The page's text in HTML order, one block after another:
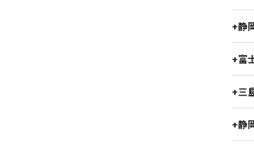
静
富
三
静